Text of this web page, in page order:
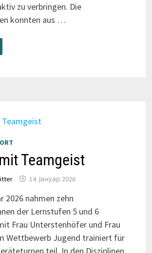
zu verbringen. Die
konnten aus …
Teamgeist
14. јануар 2026
2026 nahmen zehn
der Lernstufen 5 und 6
Frau Unterstenhöfer und Frau
Wettbewerb Jugend trainiert für
teil. In den Disziplinen